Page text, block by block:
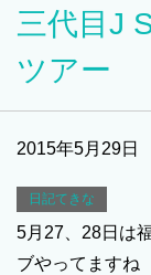
三代目J
ツアー
2015年5月29日
日記てきな
5月27、28日は
ブやってますね